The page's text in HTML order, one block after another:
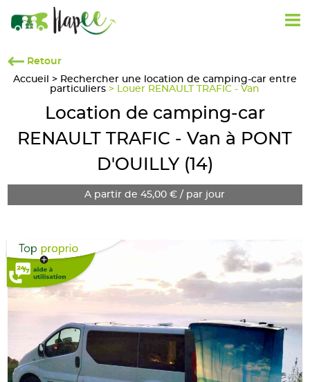
Retour
Accueil
> Rechercher une location de camping-car entre
particuliers > Louer RENAULT TRAFIC - Van
Location de camping-car
RENAULT TRAFIC - Van à PONT
D'OUILLY (14)
A partir de 45,00 € / par jour